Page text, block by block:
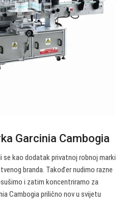
Garcinia Cambogia
se kao dodatak privatnoj robnoj marki
branda. Također nudimo razne
i zatim koncentriramo za
Cambogia prilično nov u svijetu